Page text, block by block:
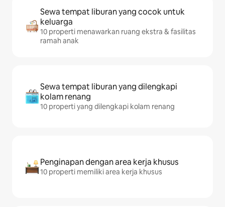
Sewa tempat liburan yang cocok untuk
keluarga
10 properti menawarkan ruang ekstra & fasilitas
ramah anak
Sewa tempat liburan yang dilengkapi
kolam renang
10 properti yang dilengkapi kolam renang
Penginapan dengan area kerja khusus
10 properti memiliki area kerja khusus